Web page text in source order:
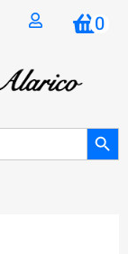
0
BOTÓN